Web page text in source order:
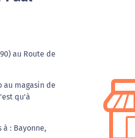
au Route de
au magasin de
qu'à
: Bayonne,